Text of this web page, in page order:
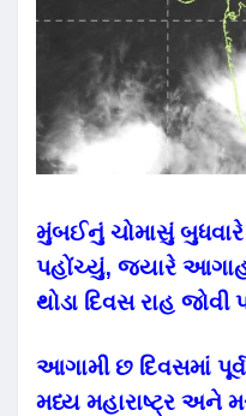
મુંબઈનું ચોમાસું
પહોંચ્યું, જ્યારે
થોડા દિવસ રાહ જોવી
આગામી છ દિવસમાં
મધ્ય મહારાષ્ટ્ર અને